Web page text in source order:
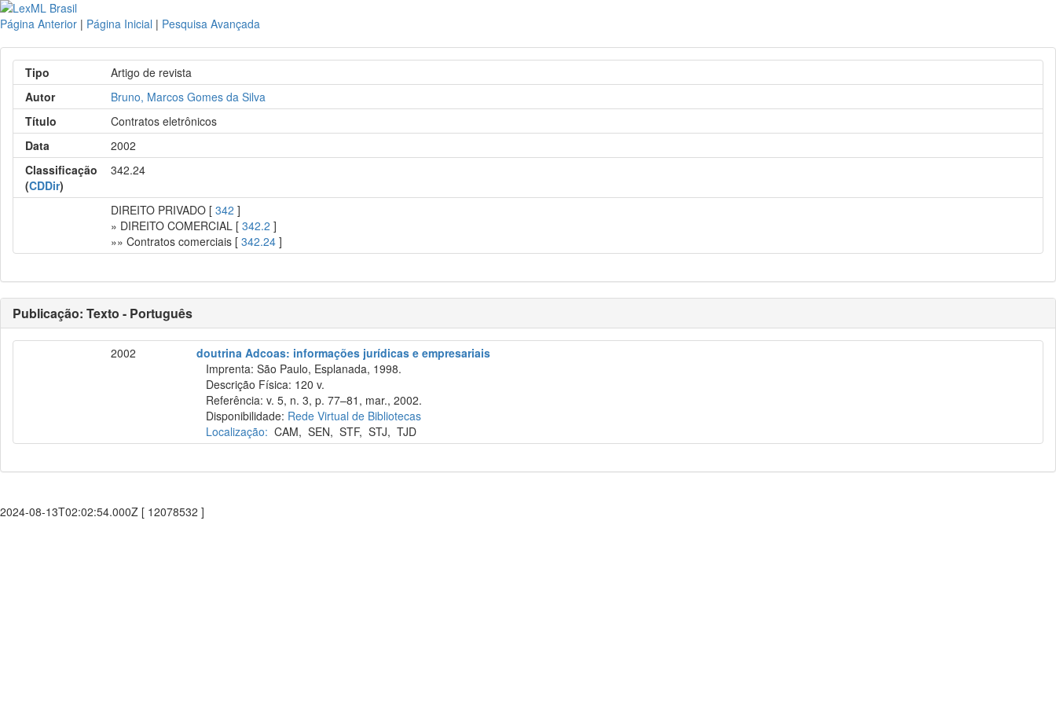
Página Anterior | Página Inicial | Pesquisa Avançada
Tipo
Artigo de revista
Autor
Bruno, Marcos Gomes da Silva
Título
Contratos eletrônicos
Data
2002
Classificação
(CDDir)
342.24
DIREITO PRIVADO [342 ]
» DIREITO COMERCIAL [342.2 ]
»» Contratos comerciais [342.24 ]
Publicação: Texto - Português
2002
doutrina Adcoas: informações jurídicas e empresariais
Imprenta: São Paulo, Esplanada, 1998.
Descrição Física: 120 v.
Referência: v. 5, n. 3, p. 77–81, mar., 2002.
Disponibilidade: Rede Virtual de Bibliotecas
Localização: CAM,SEN,STF,STJ,TJD
2024-08-13T02:02:54.000Z [ 12078532 ]